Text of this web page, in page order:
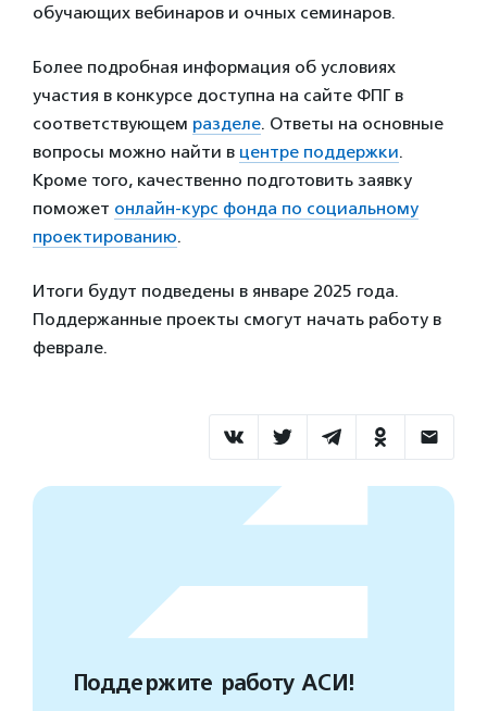
обучающих вебинаров и очных семинаров.
Более подробная информация об условиях
участия в конкурсе доступна на сайте ФПГ в
соответствующем разделе. Ответы на основные
вопросы можно найти в центре поддержки.
Кроме того, качественно подготовить заявку
поможет онлайн-курс фонда по социальному
проектированию.
Итоги будут подведены в январе 2025 года.
Поддержанные проекты смогут начать работу в
феврале.
Поддержите работу АСИ!